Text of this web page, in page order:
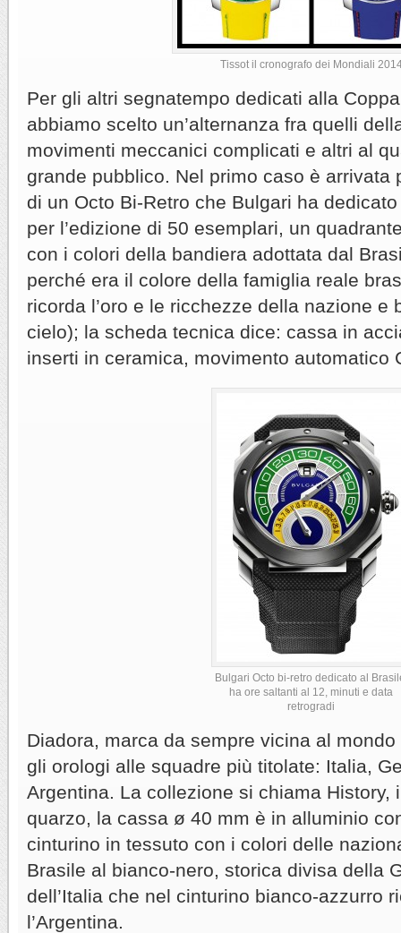
Tissot il cronografo dei Mondiali
Per gli altri segnatempo dedicati alla
abbiamo scelto un’alternanza fra quelli
movimenti meccanici complicati e altri al
grande pubblico. Nel primo caso è arrivata
di un Octo Bi-Retro che Bulgari ha
per l’edizione di 50 esemplari, un
con i colori della bandiera adottata dal
perché era il colore della famiglia reale
ricorda l’oro e le ricchezze della nazione e
cielo); la scheda tecnica dice: cassa in
inserti in ceramica, movimento automatico
Bulgari Octo bi-retro dedicato al
ha ore saltanti al 12, minuti e data
retrogradi
Diadora, marca da sempre vicina al
gli orologi alle squadre più titolate: Italia,
Argentina. La collezione si chiama History,
quarzo, la cassa ø 40 mm è in alluminio
cinturino in tessuto con i colori delle
Brasile al bianco-nero, storica divisa della
dell’Italia che nel cinturino bianco-azzurro
l’Argentina.